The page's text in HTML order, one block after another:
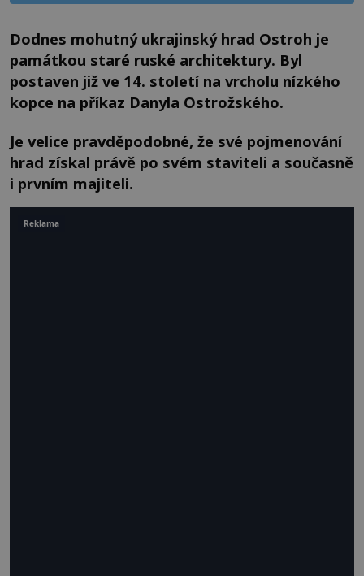
Dodnes mohutný ukrajinský hrad Ostroh je
památkou staré ruské architektury. Byl
postaven již ve 14. století na vrcholu nízkého
kopce na příkaz Danyla Ostrožského.
Je velice pravděpodobné, že své pojmenování
hrad získal právě po svém staviteli a současně
i prvním majiteli.
Reklama